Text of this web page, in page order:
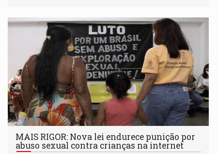
MAIS RIGOR: Nova lei endurece punição por
abuso sexual contra crianças na internet